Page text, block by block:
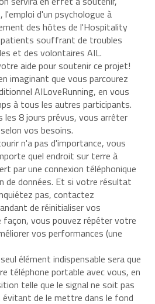
l'emploi d'un psychologue à
des hôtes de l'Hospitality
souffrant de troubles
et des volontaires AIL.
aide pour soutenir ce projet!
imaginant que vous parcourez
AILoveRunning, en vous
à tous les autres participants.
les 8 jours prévus, vous arrêter
vos besoins.
n'a pas d'importance, vous
quel endroit sur terre à
par une connexion téléphonique
de données. Et si votre résultat
pas, contactez
de réinitialiser vos
vous pouvez répéter votre
vos performances (une
élément indispensable sera que
téléphone portable avec vous, en
telle que le signal ne soit pas
évitant de le mettre dans le fond